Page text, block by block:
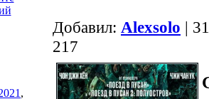
,
Добавил: Alexsolo |
217